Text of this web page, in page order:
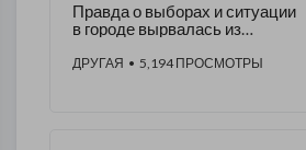
Правда о выборах и ситуации
в городе вырвалась из
Видео.
ДРУГАЯ • 5,194 ПРОСМОТРЫ